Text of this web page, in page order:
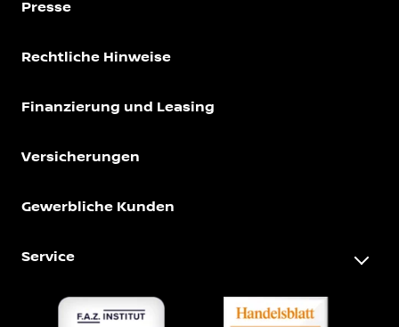
Presse
Rechtliche Hinweise
Finanzierung und Leasing
Versicherungen
Gewerbliche Kunden
Service